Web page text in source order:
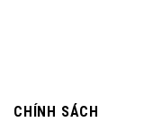
CHÍNH SÁCH